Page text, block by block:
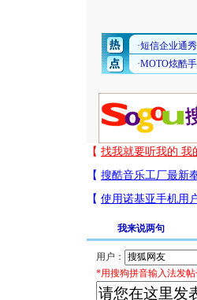
我来说两句
用户：
*用搜狗拼音输入法发